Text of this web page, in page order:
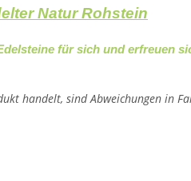
Natur Rohstein
für sich und erfreuen
handelt, sind Abweichungen in